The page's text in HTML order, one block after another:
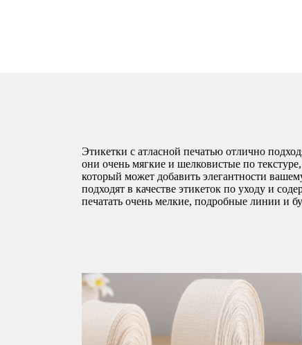
Этикетки с атласной печатью отлично
они очень мягкие и шелковистые по
который может добавить элегантности
подходят в качестве этикеток по уходу и
печатать очень мелкие, подробные линии и